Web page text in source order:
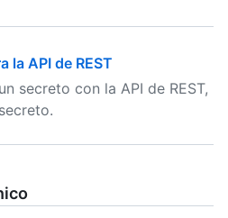
la API de REST
secreto con la API de REST,